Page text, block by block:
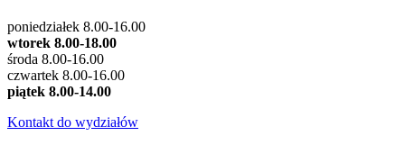
poniedziałek 8.00-16.00
wtorek 8.00-18.00
środa 8.00-16.00
czwartek 8.00-16.00
piątek 8.00-14.00
Kontakt do wydziałów